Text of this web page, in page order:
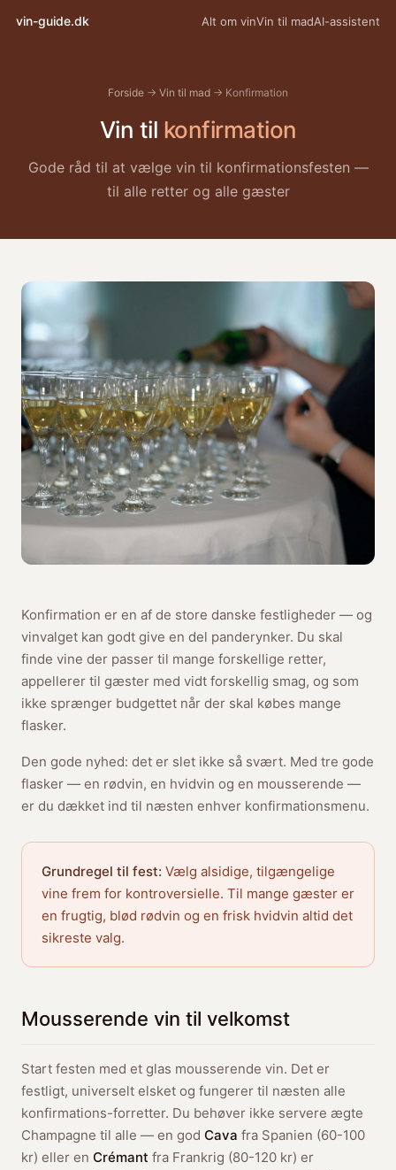
vin-guide.dk Alt om vinVin til madAI-assistent
Forside → Vin til mad → Konfirmation
Vin til konfirmation
Gode råd til at vælge vin til konfirmationsfesten —
til alle retter og alle gæster
Konfirmation er en af de store danske festligheder — og
vinvalget kan godt give en del panderynker. Du skal
finde vine der passer til mange forskellige retter,
appellerer til gæster med vidt forskellig smag, og som
ikke sprænger budgettet når der skal købes mange
flasker.
Den gode nyhed: det er slet ikke så svært. Med tre gode
flasker — en rødvin, en hvidvin og en mousserende —
er du dækket ind til næsten enhver konfirmationsmenu.
Grundregel til fest: Vælg alsidige, tilgængelige
vine frem for kontroversielle. Til mange gæster er
en frugtig, blød rødvin og en frisk hvidvin altid det
sikreste valg.
Mousserende vin til velkomst
Start festen med et glas mousserende vin. Det er
festligt, universelt elsket og fungerer til næsten alle
konfirmations-forretter. Du behøver ikke servere ægte
Champagne til alle — en god Cava fra Spanien (60-100
kr) eller en Crémant fra Frankrig (80-120 kr) er